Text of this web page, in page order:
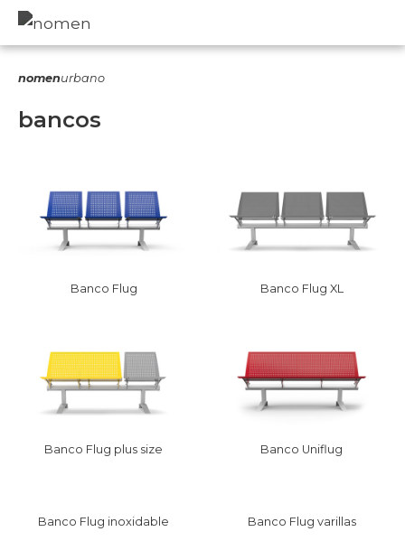
nomenurbano
bancos
Banco Flug Banco Flug XL
Banco Flug plus size Banco Uniflug
Banco Flug inoxidable Banco Flug varillas